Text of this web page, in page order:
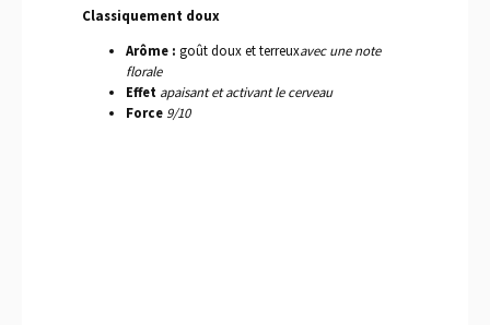
Classiquement doux
Arôme : goût doux et terreuxavec une note
florale
Effet apaisant et activant le cerveau
Force 9/10